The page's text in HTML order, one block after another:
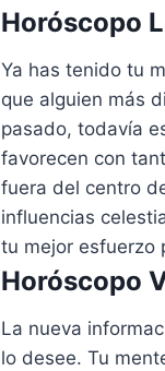
Horóscopo
Ya has tenido tu
que alguien más
pasado, todavía
favorecen con
fuera del centro
influencias
tu mejor esfuerzo
Horóscopo
La nueva
lo desee. Tu